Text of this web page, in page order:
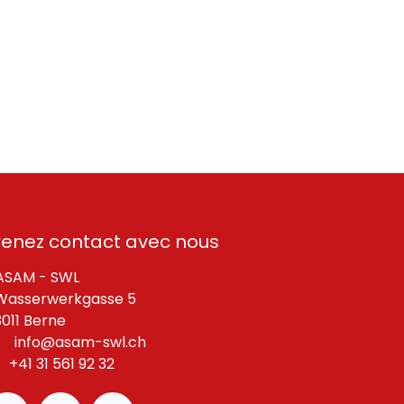
contact avec nous
- SWL
5
Berne
info@asam-swl.ch
+41 31 561 92 32